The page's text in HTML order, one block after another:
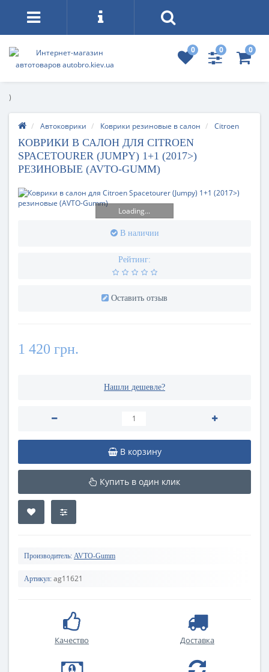
0 0 0
)
Автоковрики Коврики резиновые в салон Citroen
КОВРИКИ В САЛОН ДЛЯ CITROEN
SPACETOURER (JUMPY) 1+1 (2017>)
РЕЗИНОВЫЕ (AVTO-GUMM)
Loading...
В наличии
Рейтинг:
Оставить отзыв
1 420 грн.
Нашли дешевле?
В корзину
Купить в один клик
Производитель: AVTO-Gumm
Артикул: ag11621
Качество Доставка